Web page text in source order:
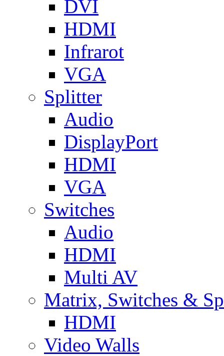
DVI
HDMI
Infrarot
VGA
Splitter
Audio
DisplayPort
HDMI
VGA
Switches
Audio
HDMI
Multi AV
Matrix, Switches &
HDMI
Video Walls